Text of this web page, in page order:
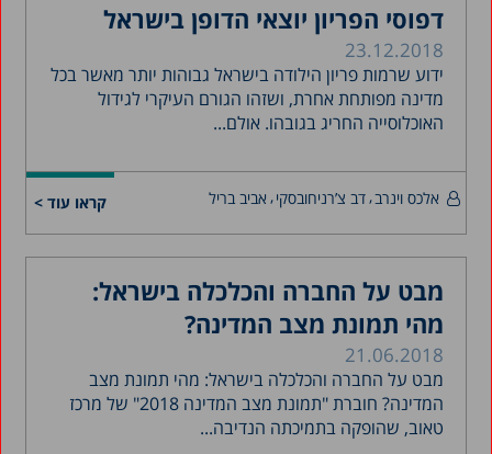
דפוסי הפריון יוצאי הדופן בישראל
23.12.2018
ידוע שרמות פריון הילודה בישראל גבוהות יותר מאשר בכל
מדינה מפותחת אחרת, ושזהו הגורם העיקרי לגידול
האוכלוסייה החריג בגובהו. אולם...
קראו עוד > אלכס וינרב דב צ’רניחובסקי אביב בריל
מבט על החברה והכלכלה בישראל:
מהי תמונת מצב המדינה?
21.06.2018
מבט על החברה והכלכלה בישראל: מהי תמונת מצב
המדינה? חוברת "תמונת מצב המדינה 2018" של מרכז
טאוב, שהופקה בתמיכתה הנדיבה...